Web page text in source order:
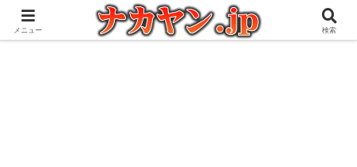
アウトドアとガジェット好きな管理人の愉快な日々を綴るブログ
メニュー 検索